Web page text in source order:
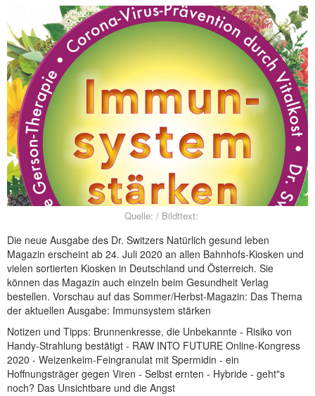
Medizin & Pharma
Gesundheit
Jobs & Karriere
Mitglieder-Beiträge
NEUER BEITRAG
Quelle: / Bildttext:
Die neue Ausgabe des Dr. Switzers Natürlich gesund leben
Magazin erscheint ab 24. Juli 2020 an allen Bahnhofs-Kiosken und
vielen sortierten Kiosken in Deutschland und Österreich. Sie
können das Magazin auch einzeln beim Gesundheit Verlag
bestellen. Vorschau auf das Sommer/Herbst-Magazin: Das Thema
der aktuellen Ausgabe: Immunsystem stärken
Notizen und Tipps: Brunnenkresse, die Unbekannte - Risiko von
Handy-Strahlung bestätigt - RAW INTO FUTURE Online-Kongress
2020 - Weizenkeim-Feingranulat mit Spermidin - ein
Hoffnungsträger gegen Viren - Selbst ernten - Hybride - geht"s
noch? Das Unsichtbare und die Angst